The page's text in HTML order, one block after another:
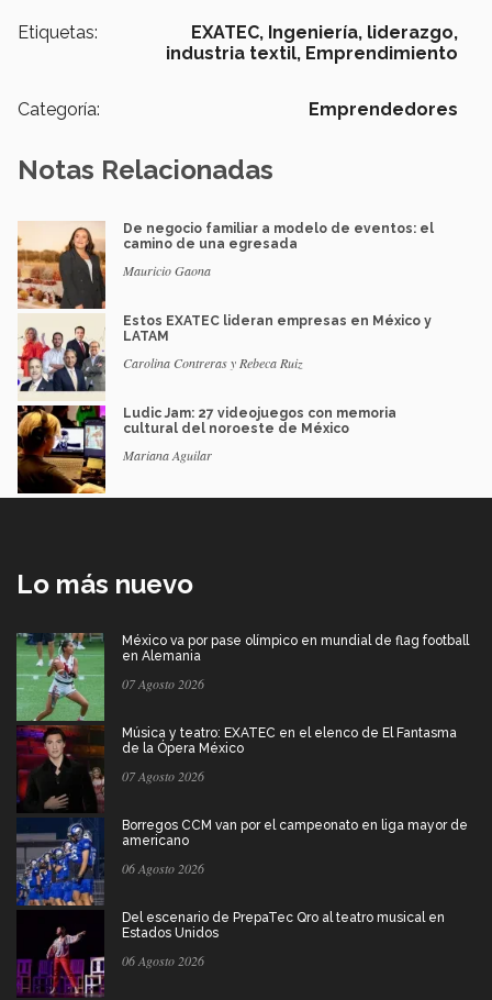
Etiquetas: EXATEC, Ingeniería, liderazgo,
industria textil, Emprendimiento
Categoría: Emprendedores
Notas Relacionadas
De negocio familiar a modelo de eventos: el
camino de una egresada
Mauricio Gaona
Estos EXATEC lideran empresas en México y
LATAM
Carolina Contreras y Rebeca Ruiz
Ludic Jam: 27 videojuegos con memoria
cultural del noroeste de México
Mariana Aguilar
Lo más nuevo
México va por pase olímpico en mundial de flag football
en Alemania
07 Agosto 2026
Música y teatro: EXATEC en el elenco de El Fantasma
de la Ópera México
07 Agosto 2026
Borregos CCM van por el campeonato en liga mayor de
americano
06 Agosto 2026
Del escenario de PrepaTec Qro al teatro musical en
Estados Unidos
06 Agosto 2026